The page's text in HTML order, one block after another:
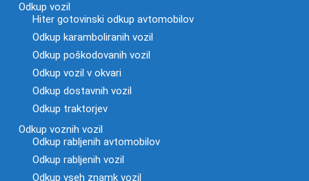
Odkup vozil
Hiter gotovinski odkup avtomobilov
Odkup karamboliranih vozil
Odkup poškodovanih vozil
Odkup vozil v okvari
Odkup dostavnih vozil
Odkup traktorjev
Odkup voznih vozil
Odkup rabljenih avtomobilov
Odkup rabljenih vozil
Odkup vseh znamk vozil